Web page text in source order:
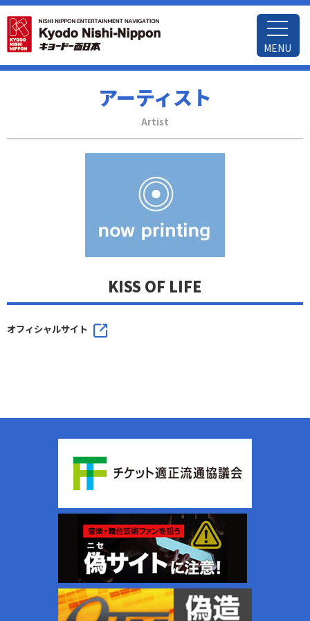
MENU
アーティスト
Artist
KISS OF LIFE
オフィシャルサイト